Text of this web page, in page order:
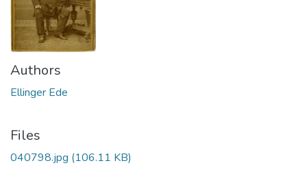
Authors
Ellinger Ede
Files
040798.jpg (106.11 KB)